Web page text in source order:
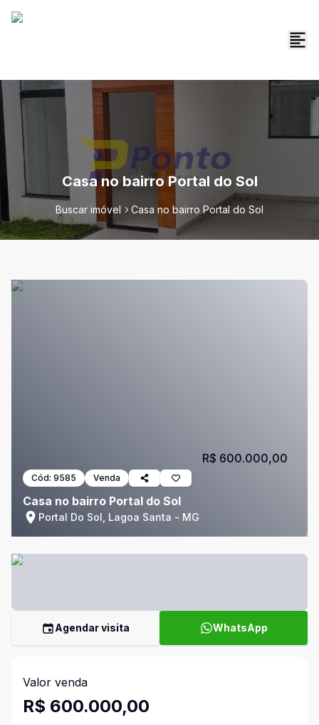
Casa no bairro Portal do Sol
Buscar imóvel Casa no bairro Portal do Sol
Cód: 9585 Venda
Casa no bairro Portal do Sol
Portal Do Sol, Lagoa Santa - MG
R$ 600.000,00
Agendar visita WhatsApp
Valor venda
R$ 600.000,00